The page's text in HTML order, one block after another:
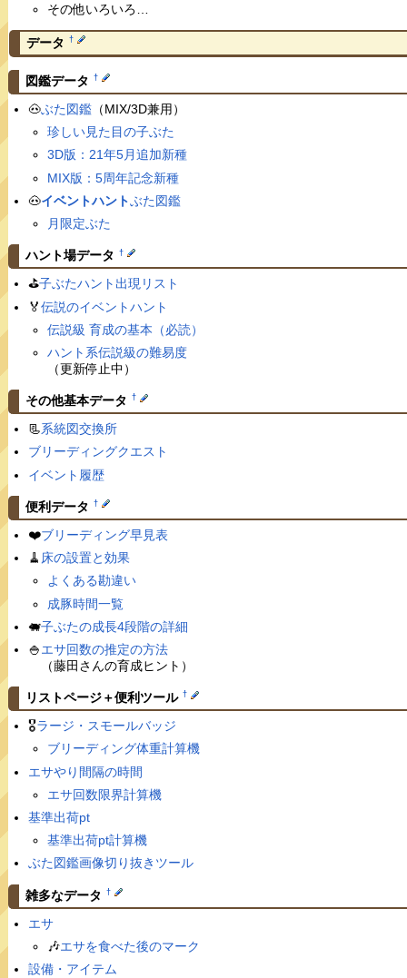
その他いろいろ…
データ †
図鑑データ †
🐽ぶた図鑑（MIX/3D兼用）
珍しい見た目の子ぶた
3D版：21年5月追加新種
MIX版：5周年記念新種
🐽イベントハントぶた図鑑
月限定ぶた
ハント場データ †
⛳️子ぶたハント出現リスト
🏅伝説のイベントハント
伝説級 育成の基本（必読）
ハント系伝説級の難易度
（更新停止中）
その他基本データ †
📃系統図交換所
ブリーディングクエスト
イベント履歴
便利データ †
❤️ブリーディング早見表
🧹 床の設置と効果
よくある勘違い
成豚時間一覧
🐖子ぶたの成長4段階の詳細
🍚エサ回数の推定の方法
（藤田さんの育成ヒント）
リストページ＋便利ツール †
🎖ラージ・スモールバッジ
ブリーディング体重計算機
エサやり間隔の時間
エサ回数限界計算機
基準出荷pt
基準出荷pt計算機
ぶた図鑑画像切り抜きツール
雑多なデータ †
エサ
🎶エサを食べた後のマーク
設備・アイテム